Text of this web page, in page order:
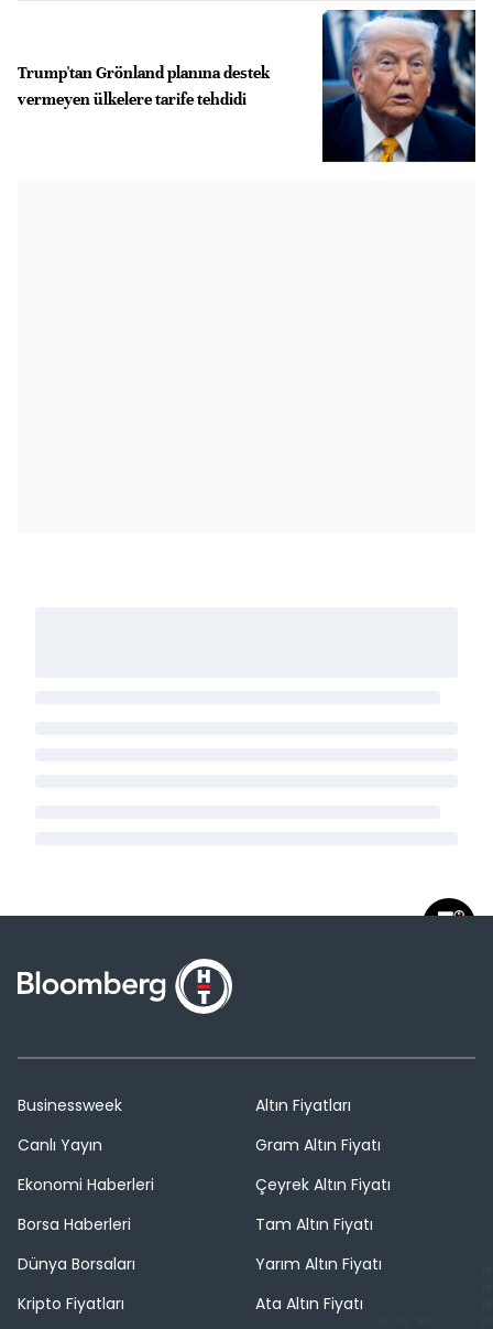
Trump'tan Grönland planına destek
vermeyen ülkelere tarife tehdidi
Businessweek
Canlı Yayın
Ekonomi Haberleri
Borsa Haberleri
Dünya Borsaları
Kripto Fiyatları
Altın Fiyatları
Gram Altın Fiyatı
Çeyrek Altın Fiyatı
Tam Altın Fiyatı
Yarım Altın Fiyatı
Ata Altın Fiyatı